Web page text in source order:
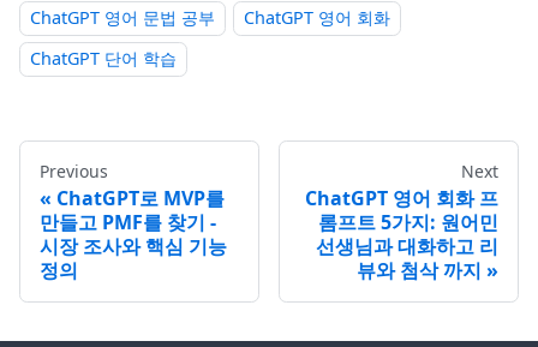
ChatGPT 영어 문법 공부
ChatGPT 영어 회화
ChatGPT 단어 학습
Previous
ChatGPT로 MVP를
만들고 PMF를 찾기 -
시장 조사와 핵심 기능
정의
Next
ChatGPT 영어 회화 프
롬프트 5가지: 원어민
선생님과 대화하고 리
뷰와 첨삭 까지